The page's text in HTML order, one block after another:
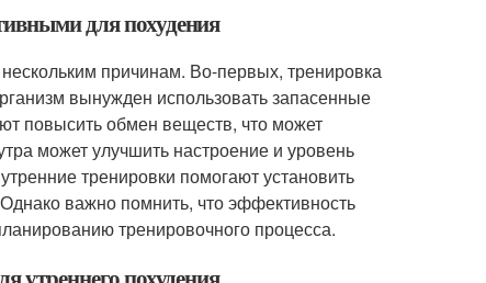
для похудения
причинам. Во-первых, тренировка
вынужден использовать запасенные
повысить обмен веществ, что может
может улучшить настроение и уровень
тренировки помогают установить
важно помнить, что эффективность
тренировочного процесса.